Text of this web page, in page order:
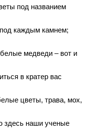
под названием
под каждым камнем;
медведи – вот и
в кратер вас
цветы, трава, мох,
здесь наши ученые